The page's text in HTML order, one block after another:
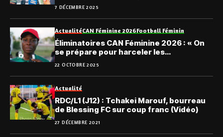
7 DÉCEMBRE 2025
ActualitéCAN Féminine 2026Football Féminin
Éliminatoires CAN Féminine 2026 : « On
se prépare pour harceler les
Burkinabè », Tomety Kaï
22 OCTOBRE 2025
Actualité
RDC/L1 (J12) : Tchakei Marouf, bourreau
de Blessing FC sur coup franc (Vidéo)
27 DÉCEMBRE 2021